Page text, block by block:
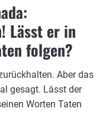
Lässt er in
folgen?
Aber das
gesagt. Lässt der
Worten Taten